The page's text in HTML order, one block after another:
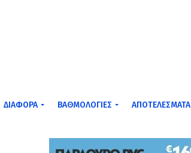
ΔΙΆΦΟΡΑ ΒΑΘΜΟΛΟΓΊΕΣ ΑΠΟΤΕΛΈΣΜΑΤΑ